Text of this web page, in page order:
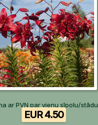
ar PVN par vienu sīpolu/stādu
EUR 4.50